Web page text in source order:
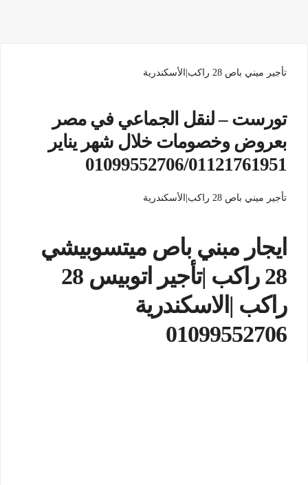
تأجير ميني باص 28 راكب|الأسكندرية
تورست – لنقل الجماعي في مصر
بعروض وخصومات خلال شهر يناير
01099552706/01121761951
تأجير ميني باص 28 راكب|الأسكندرية
ايجار مبني باص ميتسوبيشي
28 راكب |تأجير اتوبيس 28
راكب |الاسكندرية
01099552706